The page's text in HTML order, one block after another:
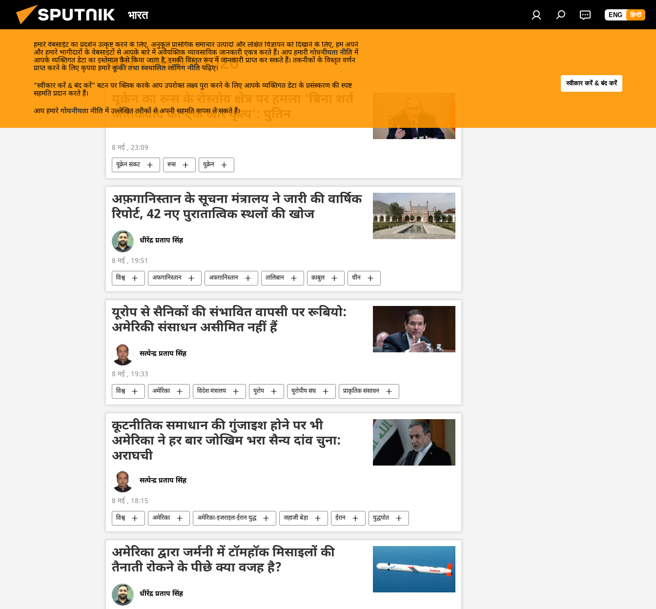
भारत ENG हिन्दी
हमारे वेबसाईट का प्रदर्शन उत्कृष्ट करने के लिए, अनुकूल प्रासंगिक समाचार उत्पादों और लक्षित विज्ञापन को दिखाने के लिए, हम अपने
और हमारे भागीदारों के वेबसाइटों से आपके बारे में अवैयक्तिक व्यावसायिक जानकारी एकत्र करते हैं। आप हमारी गोपनीयता नीति में
आपके व्यक्तिगत डेटा का इस्तेमाल कैसे किया जाता है, इसकी विस्तृत रूप में जानकारी प्राप्त कर सकते हैं। तकनीकों के विस्तृत वर्णन
प्राप्त करने के लिए कृपया हमारे कूकी तथा स्वचालित लॉगिंग नीति पढ़िए।
“स्वीकार करें & बंद करें” बटन पर क्लिक करके आप उपरोक्त लक्ष्य पुरा करने के लिए आपके व्यक्तिगत डेटा के प्रसंस्करण की स्पष्ट
सहमति प्रदान करते हैं।
आप हमारे गोपनीयता नीति में उल्लेखित तरीकों से अपनी सहमति वापस ले सकते हैं।
स्वीकार करें & बंद करें
खबरें - 08.05.2026
आतंकवाद का एक और कृत्य': पुतिन
8 मई , 23:09
यूक्रेन संकट रूस यूक्रेन
अफ़गानिस्तान के सूचना मंत्रालय ने जारी की वार्षिक
रिपोर्ट, 42 नए पुरातात्विक स्थलों की खोज
धीरेंद्र प्रताप सिंह
8 मई , 19:51
विश्व अफगानिस्तान अफ़ग़ानिस्तान तालिबान काबुल
चीन
भारतीय पुरातत्व सर्वेक्षण
यूरोप से सैनिकों की संभावित वापसी पर रूबियो:
अमेरिकी संसाधन असीमित नहीं हैं
सत्येन्द्र प्रताप सिंह
8 मई , 19:33
विश्व अमेरिका विदेश मंत्रालय यूरोप यूरोपीय संघ
प्राकृतिक संसाधन
सैन्य तकनीक
सैन्य तकनीकी सहयोग सैन्य सहायता
कूटनीतिक समाधान की गुंजाइश होने पर भी
अमेरिका ने हर बार जोखिम भरा सैन्य दांव चुना:
अराघची
सत्येन्द्र प्रताप सिंह
8 मई , 18:15
विश्व अमेरिका अमेरिका-इजराइल-ईरान युद्ध जहाजी बेड़ा ईरान
युद्धपोत
विदेश मंत्रालय
अमेरिका द्वारा जर्मनी में टॉमहॉक मिसाइलों की
तैनाती रोकने के पीछे क्या वजह है?
धीरेंद्र प्रताप सिंह